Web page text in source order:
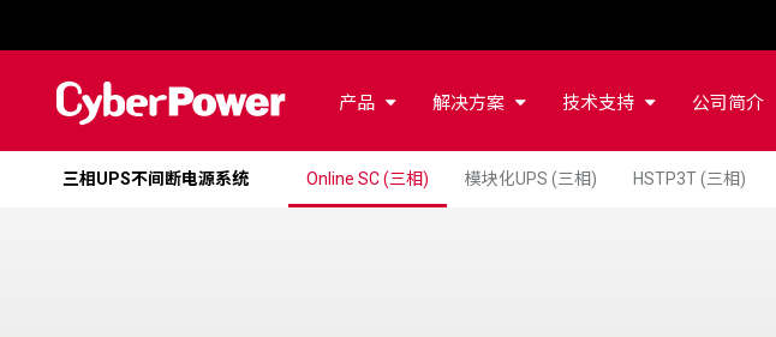
产品 解决方案 技术支持 公司简介
三相UPS不间断电源系统 Online SC (三相) 模块化UPS (三相) HSTP3T (三相)